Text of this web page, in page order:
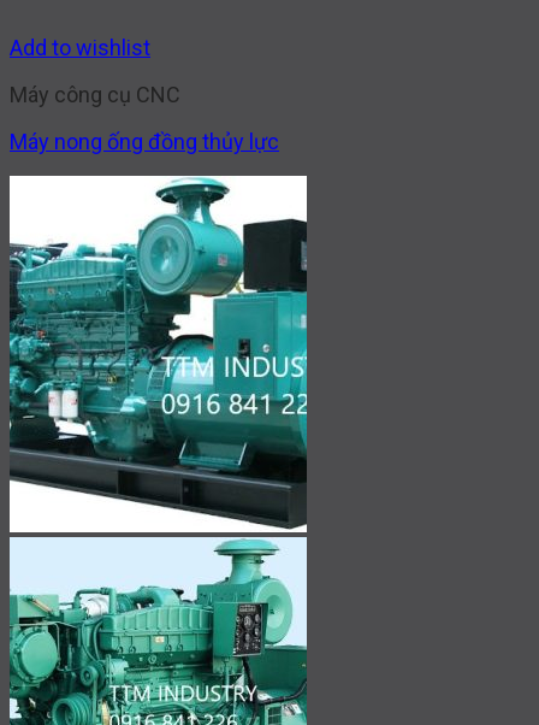
Add to wishlist
Máy công cụ CNC
Máy nong ống đồng thủy lực